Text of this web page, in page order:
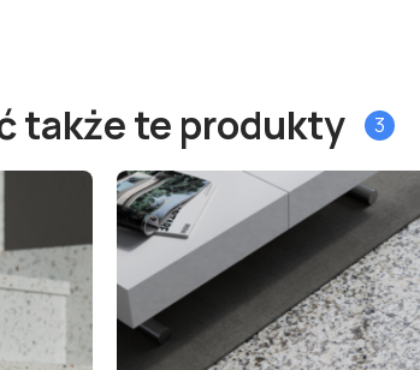
także te produkty 3